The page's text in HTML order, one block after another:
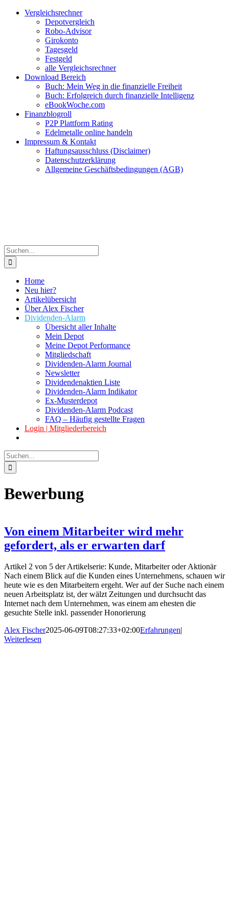
Zum
Facebook
Twitter
Instagram
Pinterest
YouTubeVergleichsrechner
Depotvergleich
Robo-Advisor
Girokonto
Tagesgeld
Festgeld
alle Vergleichsrechner
Download Bereich
Buch: Mein Weg in die finanzielle Freiheit
Buch: Erfolgreich durch finanzielle Intelligenz
eBookWoche.com
Finanzblogroll
P2P Plattform Rating
Edelmetalle online handeln
Impressum & Kontakt
Haftungsausschluss (Disclaimer)
Datenschutzerklärung
Allgemeine Geschäftsbedingungen (AGB)
Suche
nach:
Home
Neu hier?
Artikelübersicht
Über Alex Fischer
Dividenden-Alarm
Übersicht aller Inhalte
Mein Depot
Meine Depot Performance
Mitgliedschaft
Dividenden-Alarm Journal
Newsletter
Dividendenaktien Liste
Dividenden-Alarm Indikator
Ex-Musterdepot
Dividenden-Alarm Podcast
FAQ – Häufig gestellte Fragen
Login | Mitgliederbereich
Suche
nach:
Bewerbung
Von einem Mitarbeiter wird mehr
gefordert, als er erwarten darf
Artikel 2 von 5 der Artikelserie: Kunde, Mitarbeiter oder Aktionär
Nach einem Blick auf die Kunden eines Unternehmens, schauen wir
heute wie es den Mitarbeitern ergeht. Wer auf der Suche nach einem
neuen Arbeitsplatz ist, der wälzt Zeitungen und durchsucht das
Internet nach dem Unternehmen, was einem am ehesten die
gesuchte Stelle inkl. passender Honorierung
Alex Fischer2025-06-09T08:27:33+02:00Erfahrungen|
Weiterlesen